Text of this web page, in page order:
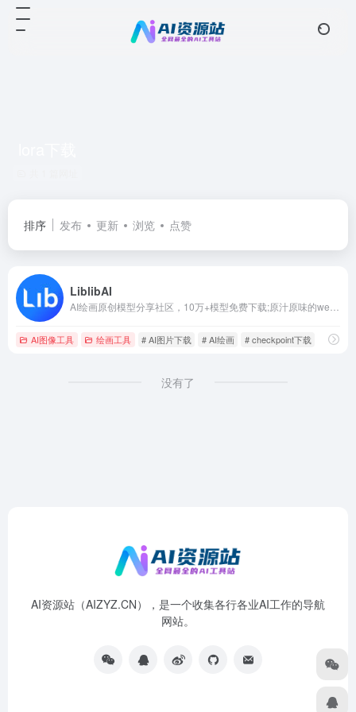
排序 发布 更新 浏览 点赞
LiblibAI
AI图像工具 绘画工具 # AI图片下载 # AI绘画 # checkpoint下载
没有了
AI资源站（AIZYZ.CN），是一个收集各行各业AI工作的导航
网站。